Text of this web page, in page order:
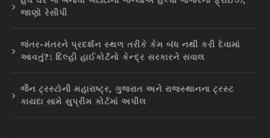
જાણો રેસીપી
જંતર-મંતરને પ્રદર્શન સ્થળ તરીકે કેમ બંધ નથી કરી દેવામાં
આવતું?: દિલ્હી હાઈકોર્ટનો કેન્દ્ર સરકારને સવાલ
જૈન ટ્રસ્ટોની મહારાષ્ટ્ર, ગુજરાત અને રાજસ્થાનના ટ્રસ્ટ
કાયદા સામે સુપ્રીમ કોર્ટમાં અપીલ